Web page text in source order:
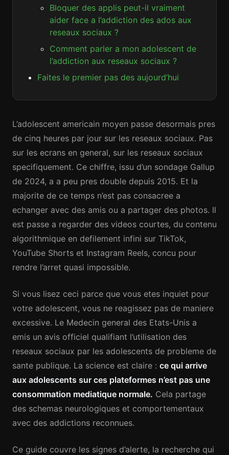
Bloquer des applis peut-il vraiment
aider face a l’addiction des ados aux
reseaux sociaux ?
Comment parler a mon adolescent de
l’addiction aux reseaux sociaux ?
Faites le premier pas des aujourd’hui
L’adolescent americain moyen passe desormais pres
de cinq heures par jour sur les reseaux sociaux. Pas
sur les ecrans en general, sur les reseaux sociaux
specifiquement. Ce chiffre, issu d’un sondage Gallup
de 2024, a a peu pres double depuis 2015. Et la
majorite de ce temps n’est pas consacree a
echanger avec des amis ou a partager des photos. Il
est passe a regarder des videos courtes, du contenu
algorithmique en defilement infini sur TikTok,
YouTube Shorts et Instagram Reels, concu pour
rendre l’arret quasi impossible.
Si vous lisez ceci parce que vous etes inquiet pour
votre adolescent, vous ne reagissez pas de maniere
excessive. Le Medecin general des Etats-Unis a
emis un avis officiel qualifiant l’utilisation des
reseaux sociaux par les adolescents de probleme de
sante publique. La science est claire : ce qui arrive
aux adolescents sur ces plateformes n’est pas une
consommation mediatique normale. Cela partage
des schemas neurologiques et comportementaux
avec des addictions reconnues.
Ce guide couvre les signes d’alerte, la recherche qui